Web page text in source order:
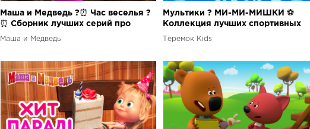
Маша и Медведь ?⏰ Час веселья ?
⏰ Сборник лучших серий про
Машу ? 1 час ⏰
Маша и Медведь
Мультики ? МИ-МИ-МИШКИ ⚽
Коллекция лучших спортивных
серий
Теремок Kids